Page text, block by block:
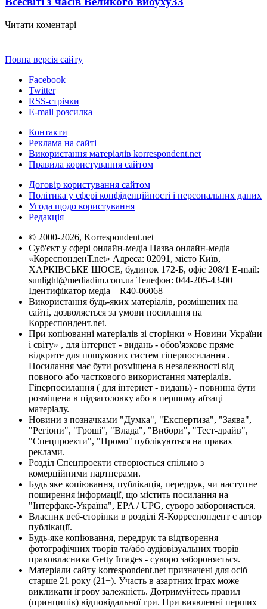
Читати коментарі
Повна версія сайту
Facebook
Twitter
RSS-стрічки
E-mail розсилка
Контакти
Реклама на сайті
Використання матеріалів korrespondent.net
Правила користування сайтом
Договір користування сайтом
Політика у сфері конфіденційності і персональних даних
Угода щодо користування
Редакція
© 2000-2026, Korrespondent.net
Суб'єкт у сфері онлайн-медіа Назва онлайн-медіа –
«КореспонденТ.net» Адреса: 02091, місто Київ,
ХАРКІВСЬКЕ ШОСЕ, будинок 172-Б, офіс 208/1 E-mail:
sunlight@mediadim.com.ua Телефон: 044-205-43-00
Ідентифікатор медіа – R40-06068
Використання будь-яких матеріалів, розміщених на
сайті, дозволяється за умови посилання на
Корреспондент.net.
При копіюванні матеріалів зі сторінки « Новини України
і світу» , для інтернет - видань - обов'язкове пряме
відкрите для пошукових систем гіперпосилання .
Посилання має бути розміщена в незалежності від
повного або часткового використання матеріалів.
Гіперпосилання ( для інтернет - видань) - повинна бути
розміщена в підзаголовку або в першому абзаці
матеріалу.
Новини з позначками "Думка", "Експертиза", "Заява",
"Регіони", "Гроші", "Влада", "Вибори", "Тест-драйв",
"Спецпроекти", "Промо" публікуються на правах
реклами.
Розділ Спецпроекти створюється спільно з
комерційними партнерами.
Будь яке копіювання, публікація, передрук, чи наступне
поширення інформації, що містить посилання на
"Інтерфакс-Україна", EPA / UPG, суворо забороняється.
Власник веб-сторінки в розділі Я-Корреспондент є автор
публікації.
Будь-яке копіювання, передрук та відтворення
фотографічних творів та/або аудіовізуальних творів
правовласника Getty Images - суворо забороняється.
Матеріали сайту korrespondent.net призначені для осіб
старше 21 року (21+). Участь в азартних іграх може
викликати ігрову залежність. Дотримуйтесь правил
(принципів) відповідальної гри. При виявленні перших